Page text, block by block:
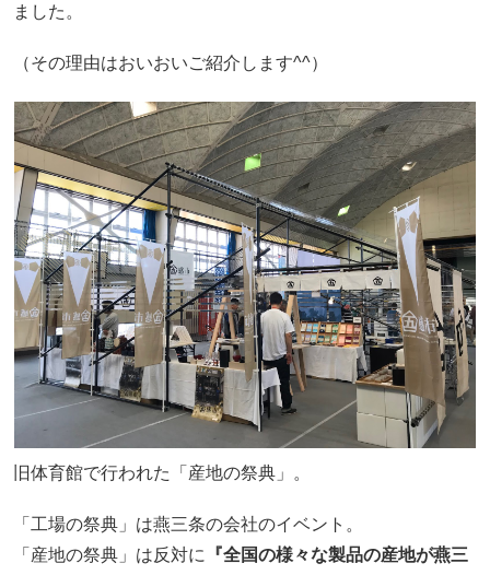
ました。
（その理由はおいおいご紹介します^^）
旧体育館で行われた「産地の祭典」。
「工場の祭典」は燕三条の会社のイベント。
「産地の祭典」は反対に
『全国の様々な製品の産地が燕三